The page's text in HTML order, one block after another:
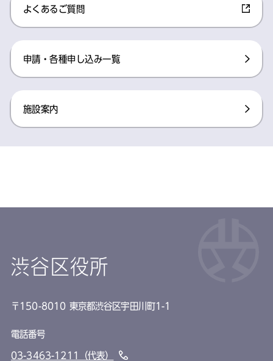
よくあるご質問​
申請・各種申し込み一覧​
施設案内​
渋谷区役所
〒150-8010 東京都渋谷区宇田川町1-1
電話番号
03-3463-1211（代表）